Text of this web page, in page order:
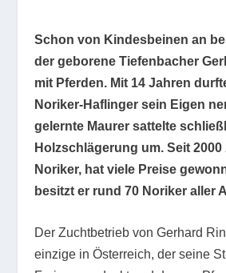
Schon von Kindesbeinen an
der geborene Tiefenbacher
mit Pferden. Mit 14 Jahren
Noriker-Haflinger sein Eigen
gelernte Maurer sattelte
Holzschlägerung um. Seit 2000
Noriker, hat viele Preise
besitzt er rund 70 Noriker aller
Der Zuchtbetrieb von Gerhard
einzige in Österreich, der seine